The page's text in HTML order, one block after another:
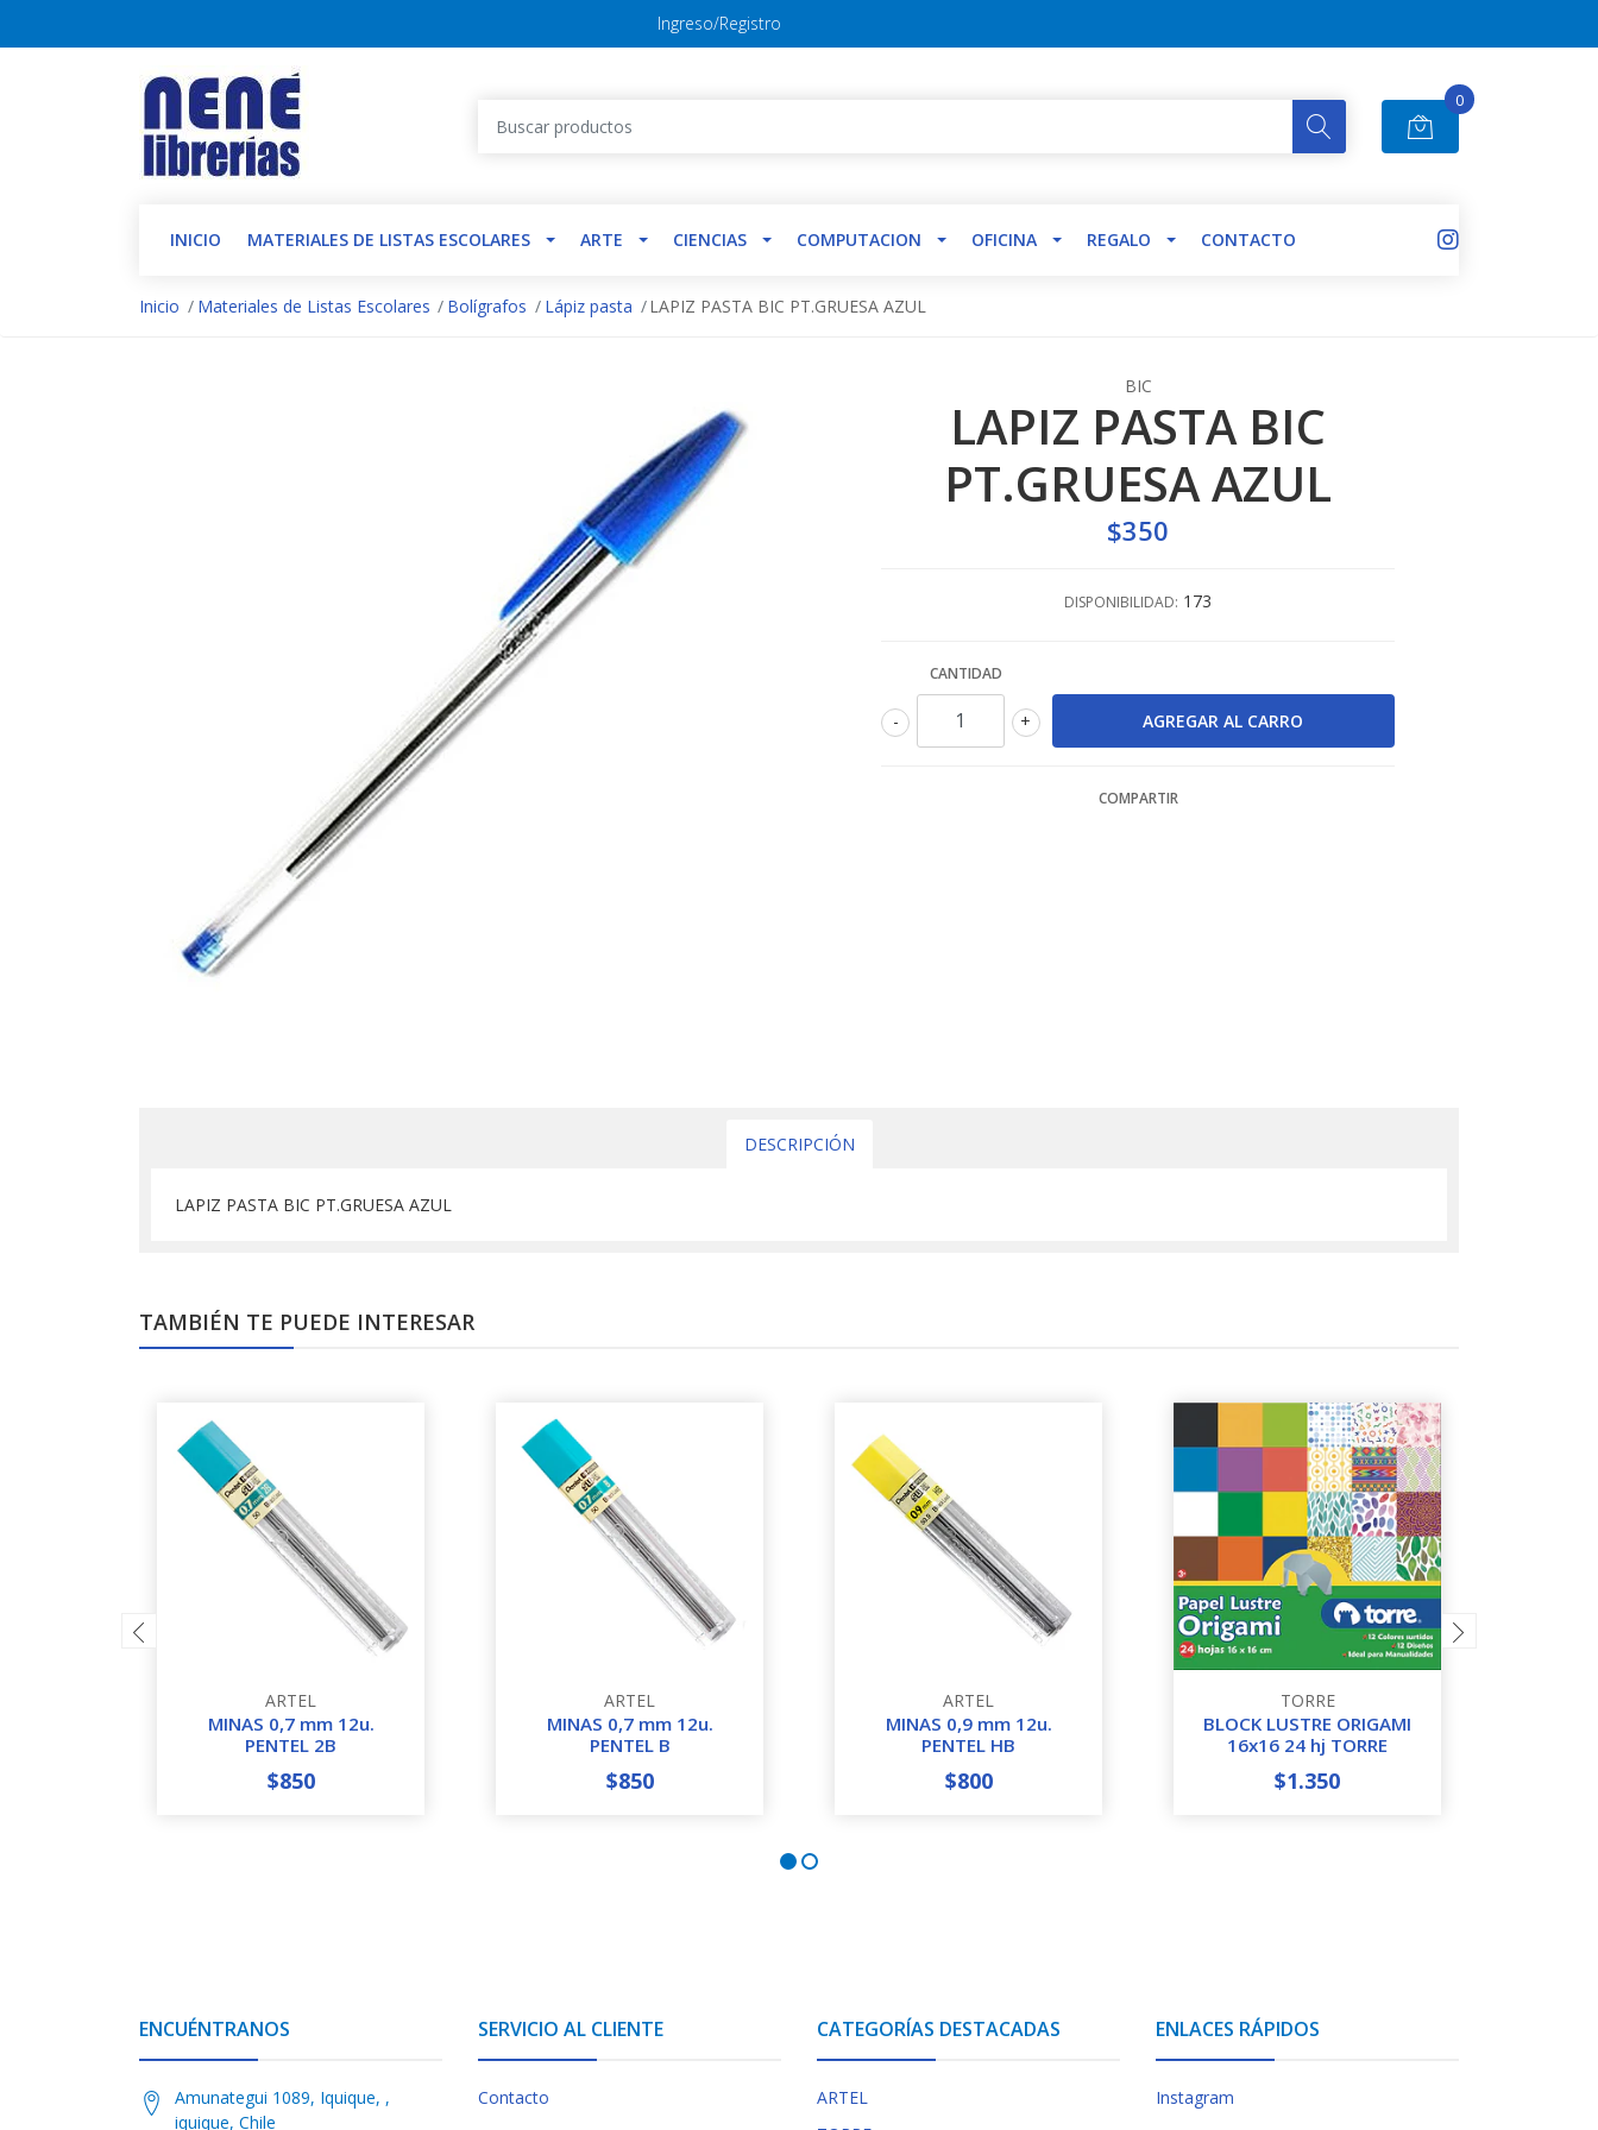
Ingreso/Registro
0
INICIO MATERIALES DE LISTAS ESCOLARES ARTE CIENCIAS COMPUTACION OFICINA REGALO CONTACTO
Inicio Materiales de Listas Escolares Bolígrafos Lápiz pasta LAPIZ PASTA BIC PT.GRUESA AZUL
BIC
LAPIZ PASTA BIC
PT.GRUESA AZUL
$350
DISPONIBILIDAD: 173
CANTIDAD
+
-
COMPARTIR
DESCRIPCIÓN
LAPIZ PASTA BIC PT.GRUESA AZUL
TAMBIÉN TE PUEDE INTERESAR
ARTEL
MINAS 0,7 mm 12u.
PENTEL 2B
+
$850
ARTEL
MINAS 0,7 mm 12u.
PENTEL B
+
$850
ARTEL
MINAS 0,9 mm 12u.
PENTEL HB
+
$800
TORRE
BLOCK LUSTRE ORIGAMI
16x16 24 hj TORRE
+
$1.350
ENCUÉNTRANOS
Amunategui 1089, Iquique, ,
iquique, Chile
SERVICIO AL CLIENTE
Contacto
CATEGORÍAS DESTACADAS
ARTEL
ENLACES RÁPIDOS
Instagram